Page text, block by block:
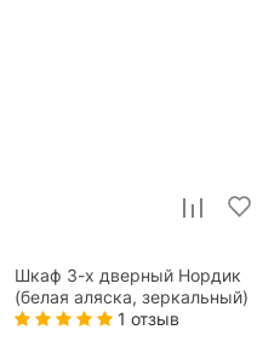
Шкаф 3-х дверный Нордик
(белая аляска, зеркальный)
1 отзыв